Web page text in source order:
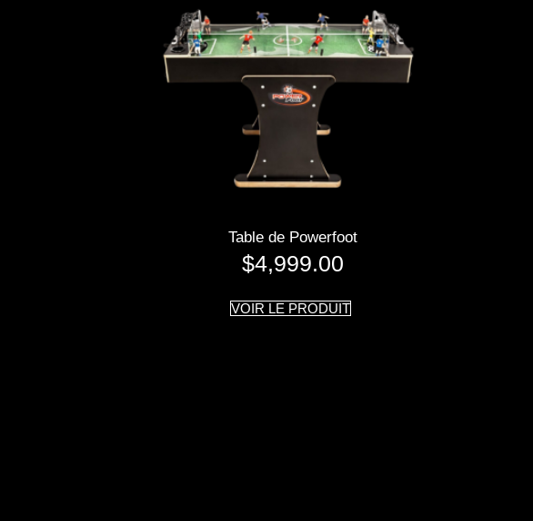
Table de Powerfoot
$4,999.00
VOIR LE PRODUIT